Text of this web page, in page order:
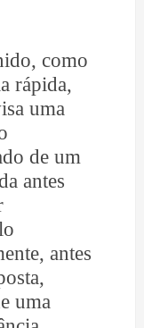
como
rápida,
uma
de um
antes
antes
uma